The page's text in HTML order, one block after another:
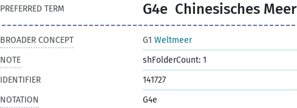
PREFERRED TERM
G4e Chinesisches Meer
BROADER CONCEPT G1 Weltmeer
NOTE
shFolderCount: 1
IDENTIFIER
141727
NOTATION
G4e